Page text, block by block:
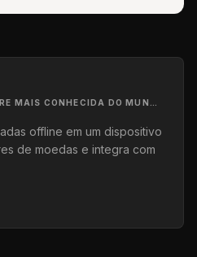
offline em um dispositivo
de moedas e integra com